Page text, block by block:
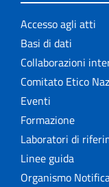
Accesso agli atti
Basi di dati
Collaborazioni
Comitato Etico
Eventi
Formazione
Laboratori di
Linee guida
Organismo